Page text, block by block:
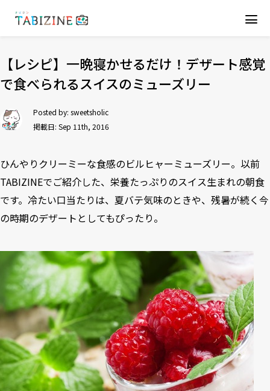
【レシピ】一晩寝かせるだけ！デザート感覚
で食べられるスイスのミューズリー
Posted by: sweetsholic
掲載日: Sep 11th, 2016
ひんやりクリーミーな食感のビルヒャーミューズリー。以前
TABIZINEでご紹介した、栄養たっぷりのスイス生まれの朝食
です。冷たい口当たりは、夏バテ気味のときや、残暑が続く今
の時期のデザートとしてもぴったり。